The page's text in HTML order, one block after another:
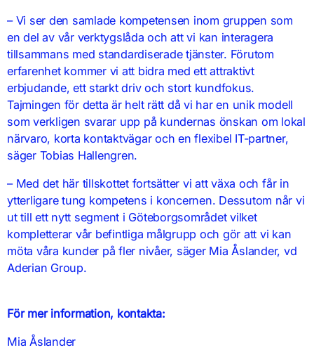
– Vi ser den samlade kompetensen inom gruppen som
en del av vår verktygslåda och att vi kan interagera
tillsammans med standardiserade tjänster. Förutom
erfarenhet kommer vi att bidra med ett attraktivt
erbjudande, ett starkt driv och stort kundfokus.
Tajmingen för detta är helt rätt då vi har en unik modell
som verkligen svarar upp på kundernas önskan om lokal
närvaro, korta kontaktvägar och en flexibel IT-partner,
säger Tobias Hallengren.
– Med det här tillskottet fortsätter vi att växa och får in
ytterligare tung kompetens i koncernen. Dessutom når vi
ut till ett nytt segment i Göteborgsområdet vilket
kompletterar vår befintliga målgrupp och gör att vi kan
möta våra kunder på fler nivåer, säger Mia Åslander, vd
Aderian Group.
För mer information, kontakta:
Mia Åslander